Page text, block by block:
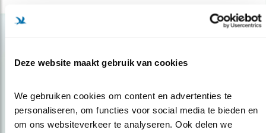
Deze website maakt gebruik van cookies
We gebruiken cookies om content en advertenties te
personaliseren, om functies voor social media te bieden en
om ons websiteverkeer te analyseren. Ook delen we
Op de hoogte blijven?